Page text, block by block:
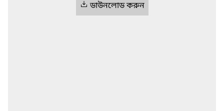
ডাউনলোড করুন